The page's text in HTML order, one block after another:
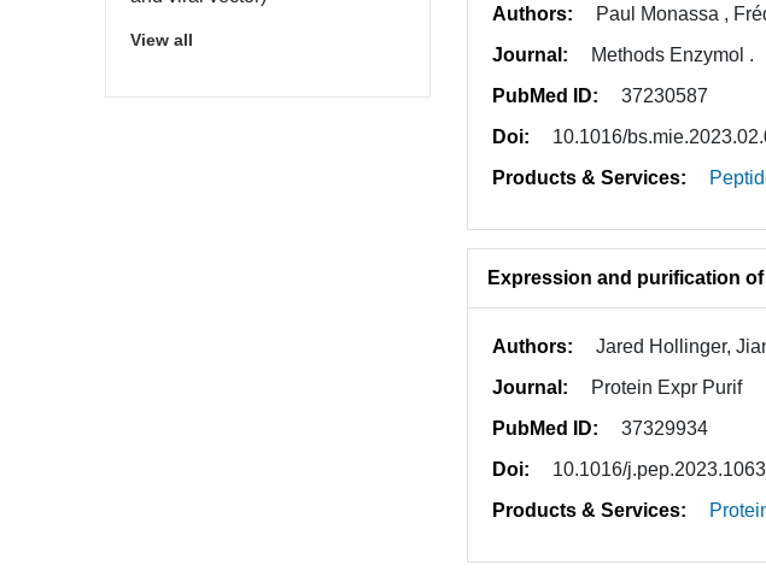
View all
Authors:
Paul Monassa ,
Journal:
Methods Enzymol .
PubMed ID:
37230587
Doi:
10.1016/
Products & Services:
Expression and purification
Authors:
Jared Hollinger,
Journal:
Protein Expr Purif
PubMed ID:
37329934
Doi:
10.1016/
Products & Services: